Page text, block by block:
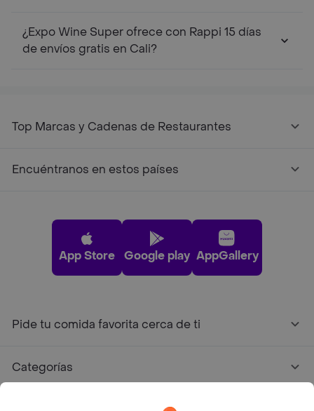
¿Expo Wine Super ofrece con Rappi 15 días
de envíos gratis en Cali?
Top Marcas y Cadenas de Restaurantes
Encuéntranos en estos países
App Store Google play AppGallery
Pide tu comida favorita cerca de ti
Categorías